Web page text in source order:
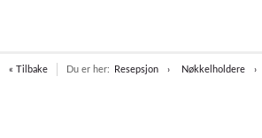
« Tilbake Du er her: Resepsjon Nøkkelholdere